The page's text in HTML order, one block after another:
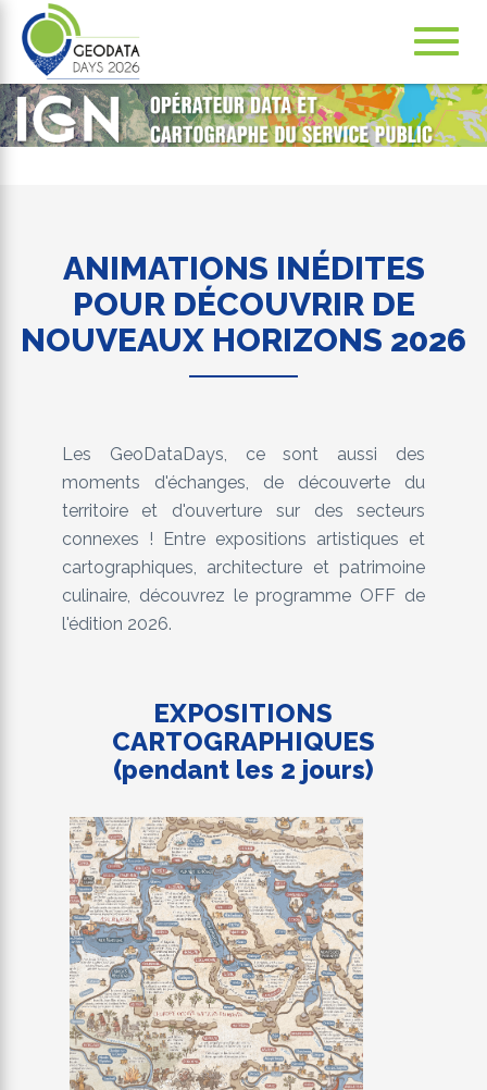
ANIMATIONS INÉDITES
POUR DÉCOUVRIR DE
NOUVEAUX HORIZONS 2026
Les GeoDataDays, ce sont aussi des
moments d'échanges, de découverte du
territoire et d'ouverture sur des secteurs
connexes ! Entre expositions artistiques et
cartographiques, architecture et patrimoine
culinaire, découvrez le programme OFF de
l'édition 2026.
EXPOSITIONS
CARTOGRAPHIQUES
(pendant les 2 jours)